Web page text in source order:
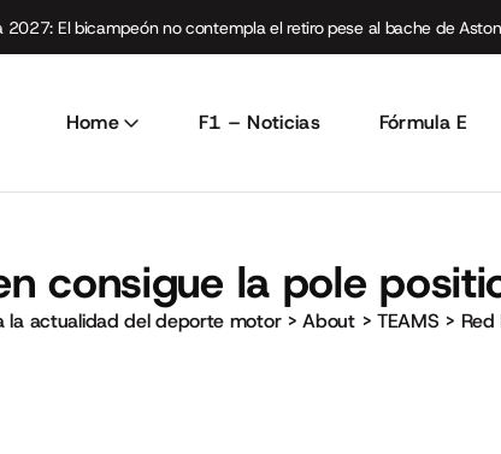
2027: El bicampeón no contempla el retiro pese al bache de
Home F1 – Noticias Fórmula E
consigue la pole
la actualidad del deporte motor>About> TEAMS > Red